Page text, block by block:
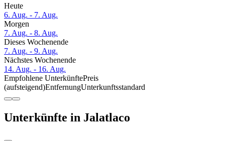
Heute
6. Aug. - 7. Aug.
Morgen
7. Aug. - 8. Aug.
Dieses Wochenende
7. Aug. - 9. Aug.
Nächstes Wochenende
14. Aug. - 16. Aug.
Empfohlene UnterkünftePreis
(aufsteigend)EntfernungUnterkunftsstandard
Unterkünfte in Jalatlaco